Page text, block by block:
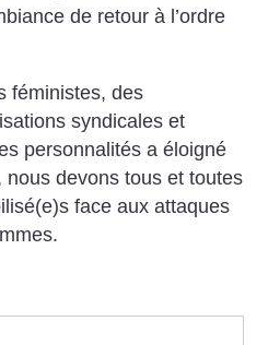
de retour à l’ordre
féministes, des
syndicales et
personnalités a éloigné
devons tous et toutes
face aux attaques